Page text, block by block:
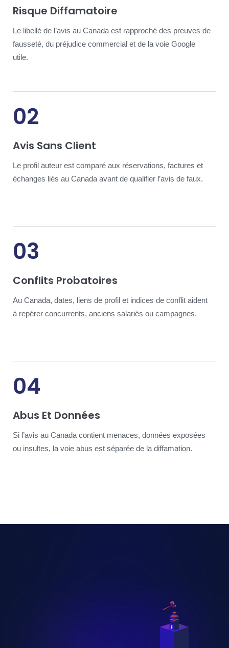
Risque Diffamatoire
Le libellé de l’avis au Canada est rapproché des preuves de
fausseté, du préjudice commercial et de la voie Google
utile.
02
Avis Sans Client
Le profil auteur est comparé aux réservations, factures et
échanges liés au Canada avant de qualifier l’avis de faux.
03
Conflits Probatoires
Au Canada, dates, liens de profil et indices de conflit aident
à repérer concurrents, anciens salariés ou campagnes.
04
Abus Et Données
Si l’avis au Canada contient menaces, données exposées
ou insultes, la voie abus est séparée de la diffamation.